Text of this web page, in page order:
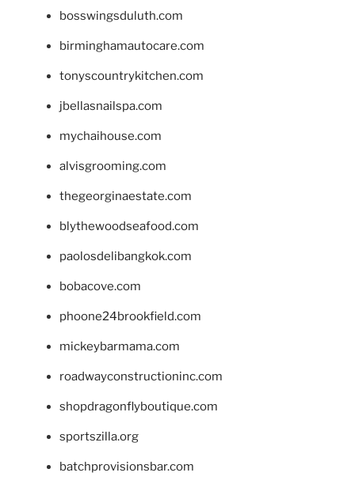
bosswingsduluth.com
birminghamautocare.com
tonyscountrykitchen.com
jbellasnailspa.com
mychaihouse.com
alvisgrooming.com
thegeorginaestate.com
blythewoodseafood.com
paolosdelibangkok.com
bobacove.com
phoone24brookfield.com
mickeybarmama.com
roadwayconstructioninc.com
shopdragonflyboutique.com
sportszilla.org
batchprovisionsbar.com